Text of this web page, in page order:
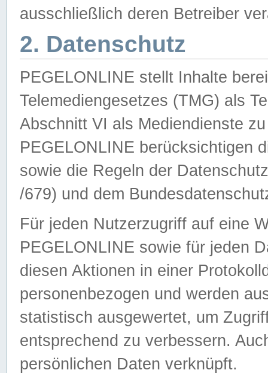
ausschließlich deren Betreiber
2. Datenschutz
PEGELONLINE stellt Inhalte
Telemediengesetzes (TMG) als
Abschnitt VI als Mediendienste
PEGELONLINE berücksichtigen
sowie die Regeln der
/679) und dem
Für jeden Nutzerzugriff auf eine
PEGELONLINE sowie für jeden
diesen Aktionen in einer
personenbezogen und werden
statistisch ausgewertet, um
entsprechend zu verbessern.
persönlichen Daten verknüpft.